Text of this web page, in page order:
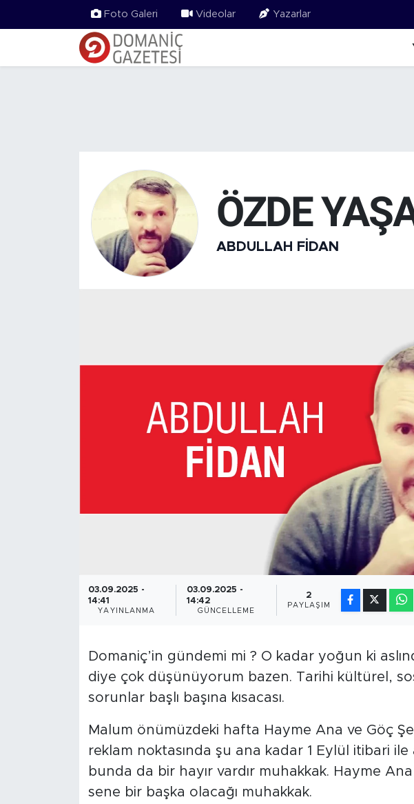
Foto Galeri Videolar Yazarlar
ÖZDE
ABDULLAH FIDAN
03.09.2025 -
14:41
YAYINLANMA
03.09.2025 -
14:42
GÜNCELLEME
2
PAYLAŞIM
Domaniç’in gündemi mi ? O kadar yoğun ki
diye çok düşünüyorum bazen. Tarihi kültürel,
sorunlar başlı başına kısacası.
Malum önümüzdeki hafta Hayme Ana ve Göç
reklam noktasında şu ana kadar 1 Eylül itibari ile
bunda da bir hayır vardır muhakkak. Hayme
sene bir başka olacağı muhakkak.